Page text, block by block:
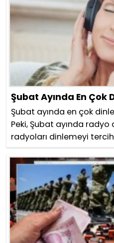
Şubat Ayında En Çok
Şubat ayında en çok
Peki, Şubat ayında
radyoları dinlemeyi